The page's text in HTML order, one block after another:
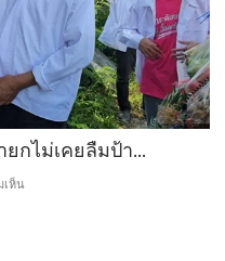
หา
เสียง
ถูก
กรีด
เสีย
หาย
ผู้
กไม่เคยลืมป้า…
เห็น